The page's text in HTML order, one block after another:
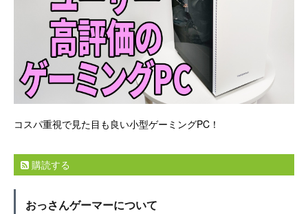
コスパ重視で見た目も良い小型ゲーミングPC！
購読する
おっさんゲーマーについて